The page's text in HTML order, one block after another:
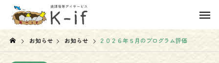
お知らせ お知らせ ２０２６年５月のプログラム評価